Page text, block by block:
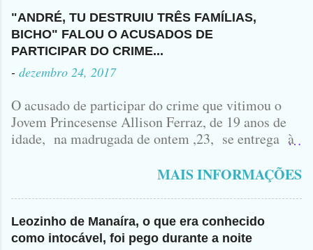
"ANDRÉ, TU DESTRUIU TRÊS FAMÍLIAS,
BICHO" FALOU O ACUSADOS DE
PARTICIPAR DO CRIME...
- dezembro 24, 2017
O acusado de participar do crime que vitimou o
Jovem Princesense Allison Ferraz, de 19 anos de
idade, na madrugada de ontem ,23, se entrega à
vulgo ( CORRÓ ) falou como tudo aconteceu ...
MAIS INFORMAÇÕES
Leozinho de Manaíra, o que era conhecido
como intocável, foi pego durante a noite